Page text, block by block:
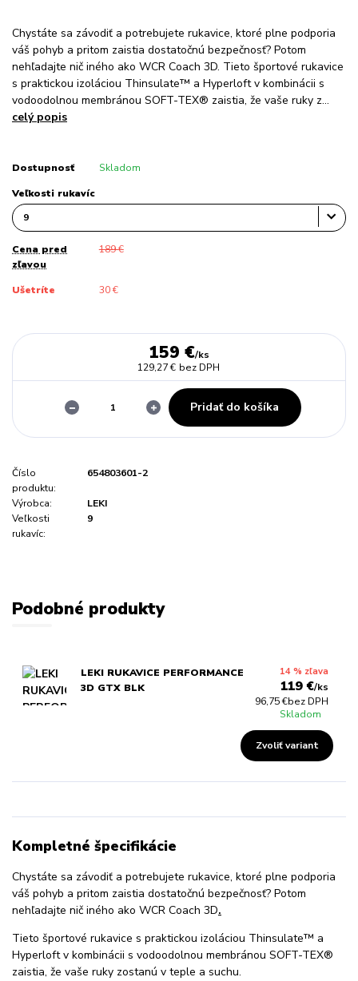
Chystáte sa závodiť a potrebujete rukavice, ktoré plne podporia
váš pohyb a pritom zaistia dostatočnú bezpečnosť? Potom
nehľadajte nič iného ako WCR Coach 3D. Tieto športové rukavice
s praktickou izoláciou Thinsulate™ a Hyperloft v kombinácii s
vodoodolnou membránou SOFT-TEX® zaistia, že vaše ruky z...
celý popis
Dostupnosť Skladom
Veľkosti rukavíc
Cena pred
zľavou
189 €
Ušetríte 30 €
159 €/ks
129,27 € bez DPH
Pridať do košíka
Číslo
produktu:
654803601-2
Výrobca:
LEKI
Veľkosti
rukavíc:
9
Podobné produkty
LEKI RUKAVICE PERFORMANCE
3D GTX BLK
14 % zľava
119 €/ks
96,75 €bez DPH
Skladom
Zvoliť variant
Kompletné špecifikácie
Chystáte sa závodiť a potrebujete rukavice, ktoré plne podporia
váš pohyb a pritom zaistia dostatočnú bezpečnosť? Potom
nehľadajte nič iného ako WCR Coach 3D.
Tieto športové rukavice s praktickou izoláciou Thinsulate™ a
Hyperloft v kombinácii s vodoodolnou membránou SOFT-TEX®
zaistia, že vaše ruky zostanú v teple a suchu.